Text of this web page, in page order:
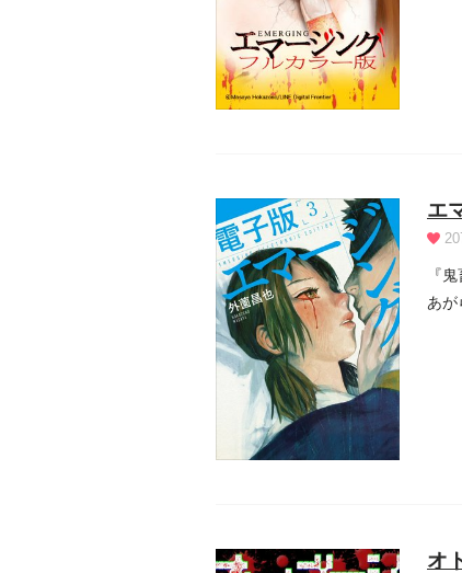
エ
『
あが
オ